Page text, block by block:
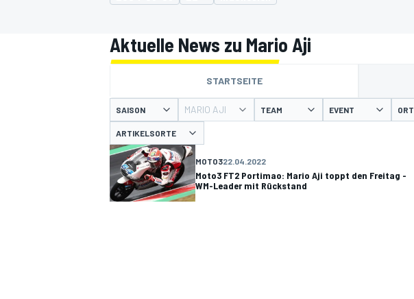
MOTOGP
Aktuelle News zu Mario Aji
STARTSEITE
SAISON MARIO AJI TEAM EVENT ORT
ARTIKELSORTE
MOTO322.04.2022
Moto3 FT2 Portimao: Mario Aji toppt den Freitag -
WM-Leader mit Rückstand